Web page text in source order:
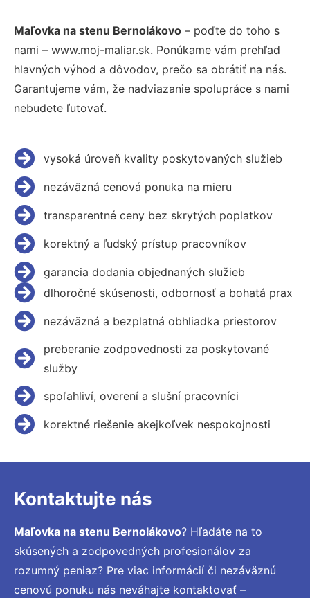
Maľovka na stenu Bernolákovo – poďte do toho s
nami – www.moj-maliar.sk. Ponúkame vám prehľad
hlavných výhod a dôvodov, prečo sa obrátiť na nás.
Garantujeme vám, že nadviazanie spolupráce s nami
nebudete ľutovať.
vysoká úroveň kvality poskytovaných služieb
nezáväzná cenová ponuka na mieru
transparentné ceny bez skrytých poplatkov
korektný a ľudský prístup pracovníkov
garancia dodania objednaných služieb
dlhoročné skúsenosti, odbornosť a bohatá prax
nezáväzná a bezplatná obhliadka priestorov
preberanie zodpovednosti za poskytované
služby
spoľahliví, overení a slušní pracovníci
korektné riešenie akejkoľvek nespokojnosti
Kontaktujte nás
Maľovka na stenu Bernolákovo? Hľadáte na to
skúsených a zodpovedných profesionálov za
rozumný peniaz? Pre viac informácií či nezáväznú
cenovú ponuku nás neváhajte kontaktovať –